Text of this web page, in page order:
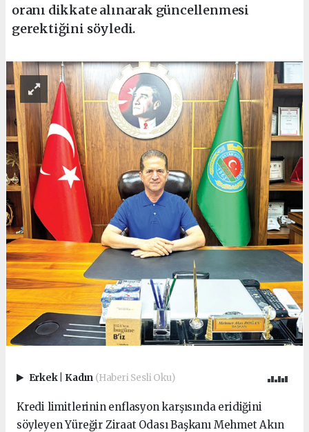
oranı dikkate alınarak güncellenmesi
gerektiğini söyledi.
Erkek Kadın (Haberi Sesli Oku)
Kredi limitlerinin enflasyon karşısında eridiğini
söyleyen Yüreğir Ziraat Odası Başkanı Mehmet Akın